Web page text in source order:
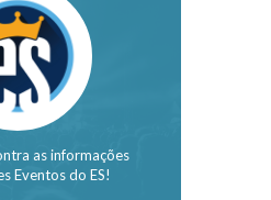
as informações
Eventos do ES!